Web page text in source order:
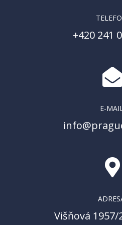
+420 241

E-

Višňová 1957/